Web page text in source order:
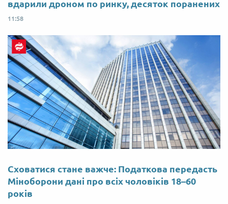
вдарили дроном по ринку, десяток поранених
11:58
Сховатися стане важче: Податкова передасть
Міноборони дані про всіх чоловіків 18–60
років